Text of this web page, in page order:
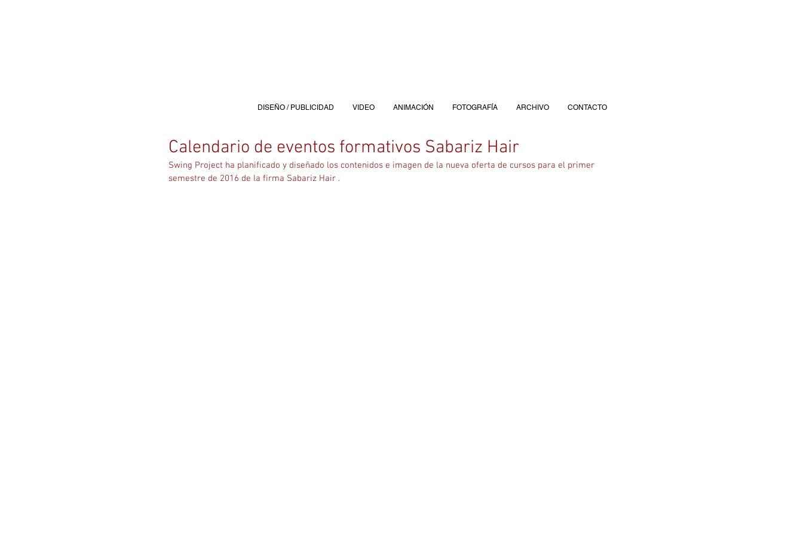
Calendario de eventos formativos Sabariz Hair
Swing Project ha planificado y diseñado los contenidos e imagen de la nueva oferta de cursos para el primer
semestre de 2016 de la firma Sabariz Hair .
DISEÑO / PUBLICIDAD VIDEO ANIMACIÓN FOTOGRAFÍA ARCHIVO CONTACTO